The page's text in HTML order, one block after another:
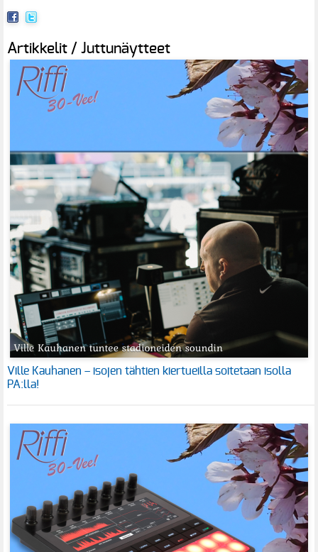
Artikkelit / Juttunäytteet
Ville Kauhanen – isojen tähtien kiertueilla soitetaan isolla
PA:lla!